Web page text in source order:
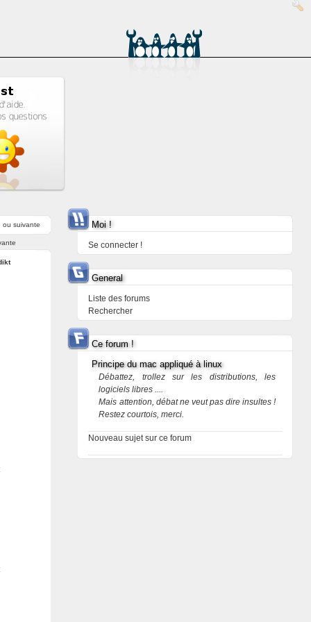
ou suivante Moi !
Se connecter !
General
Liste des forums
Rechercher
Ce forum !
Principe du mac appliqué à linux
Débattez, trollez sur les distributions, les
logiciels libres ....
Mais attention, débat ne veut pas dire insultes !
Restez courtois, merci.
Nouveau sujet sur ce forum